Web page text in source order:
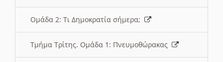
Ομάδα 2: Τι Δημοκρατία σήμερα;
Τμήμα Τρίτης. Ομάδα 1: Πνευμοθώρακας